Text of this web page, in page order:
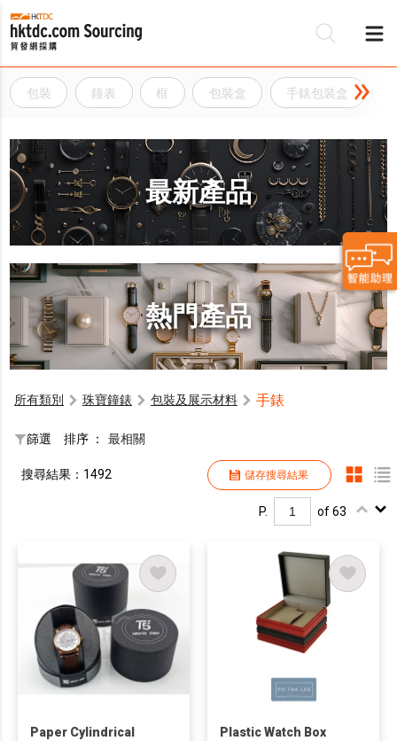
包裝 鐘表 框 包裝盒 手錶包裝盒
最新產品
熱門產品
所有類別 珠寶鐘錶 包裝及展示材料 手錶
篩選 排序 ： 最相關
儲存搜尋結果
搜尋結果：1492
P. of 63
Paper Cylindrical
Plastic Watch Box